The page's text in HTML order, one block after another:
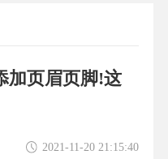
加页眉页脚!这
2021-11-20 21:15:40